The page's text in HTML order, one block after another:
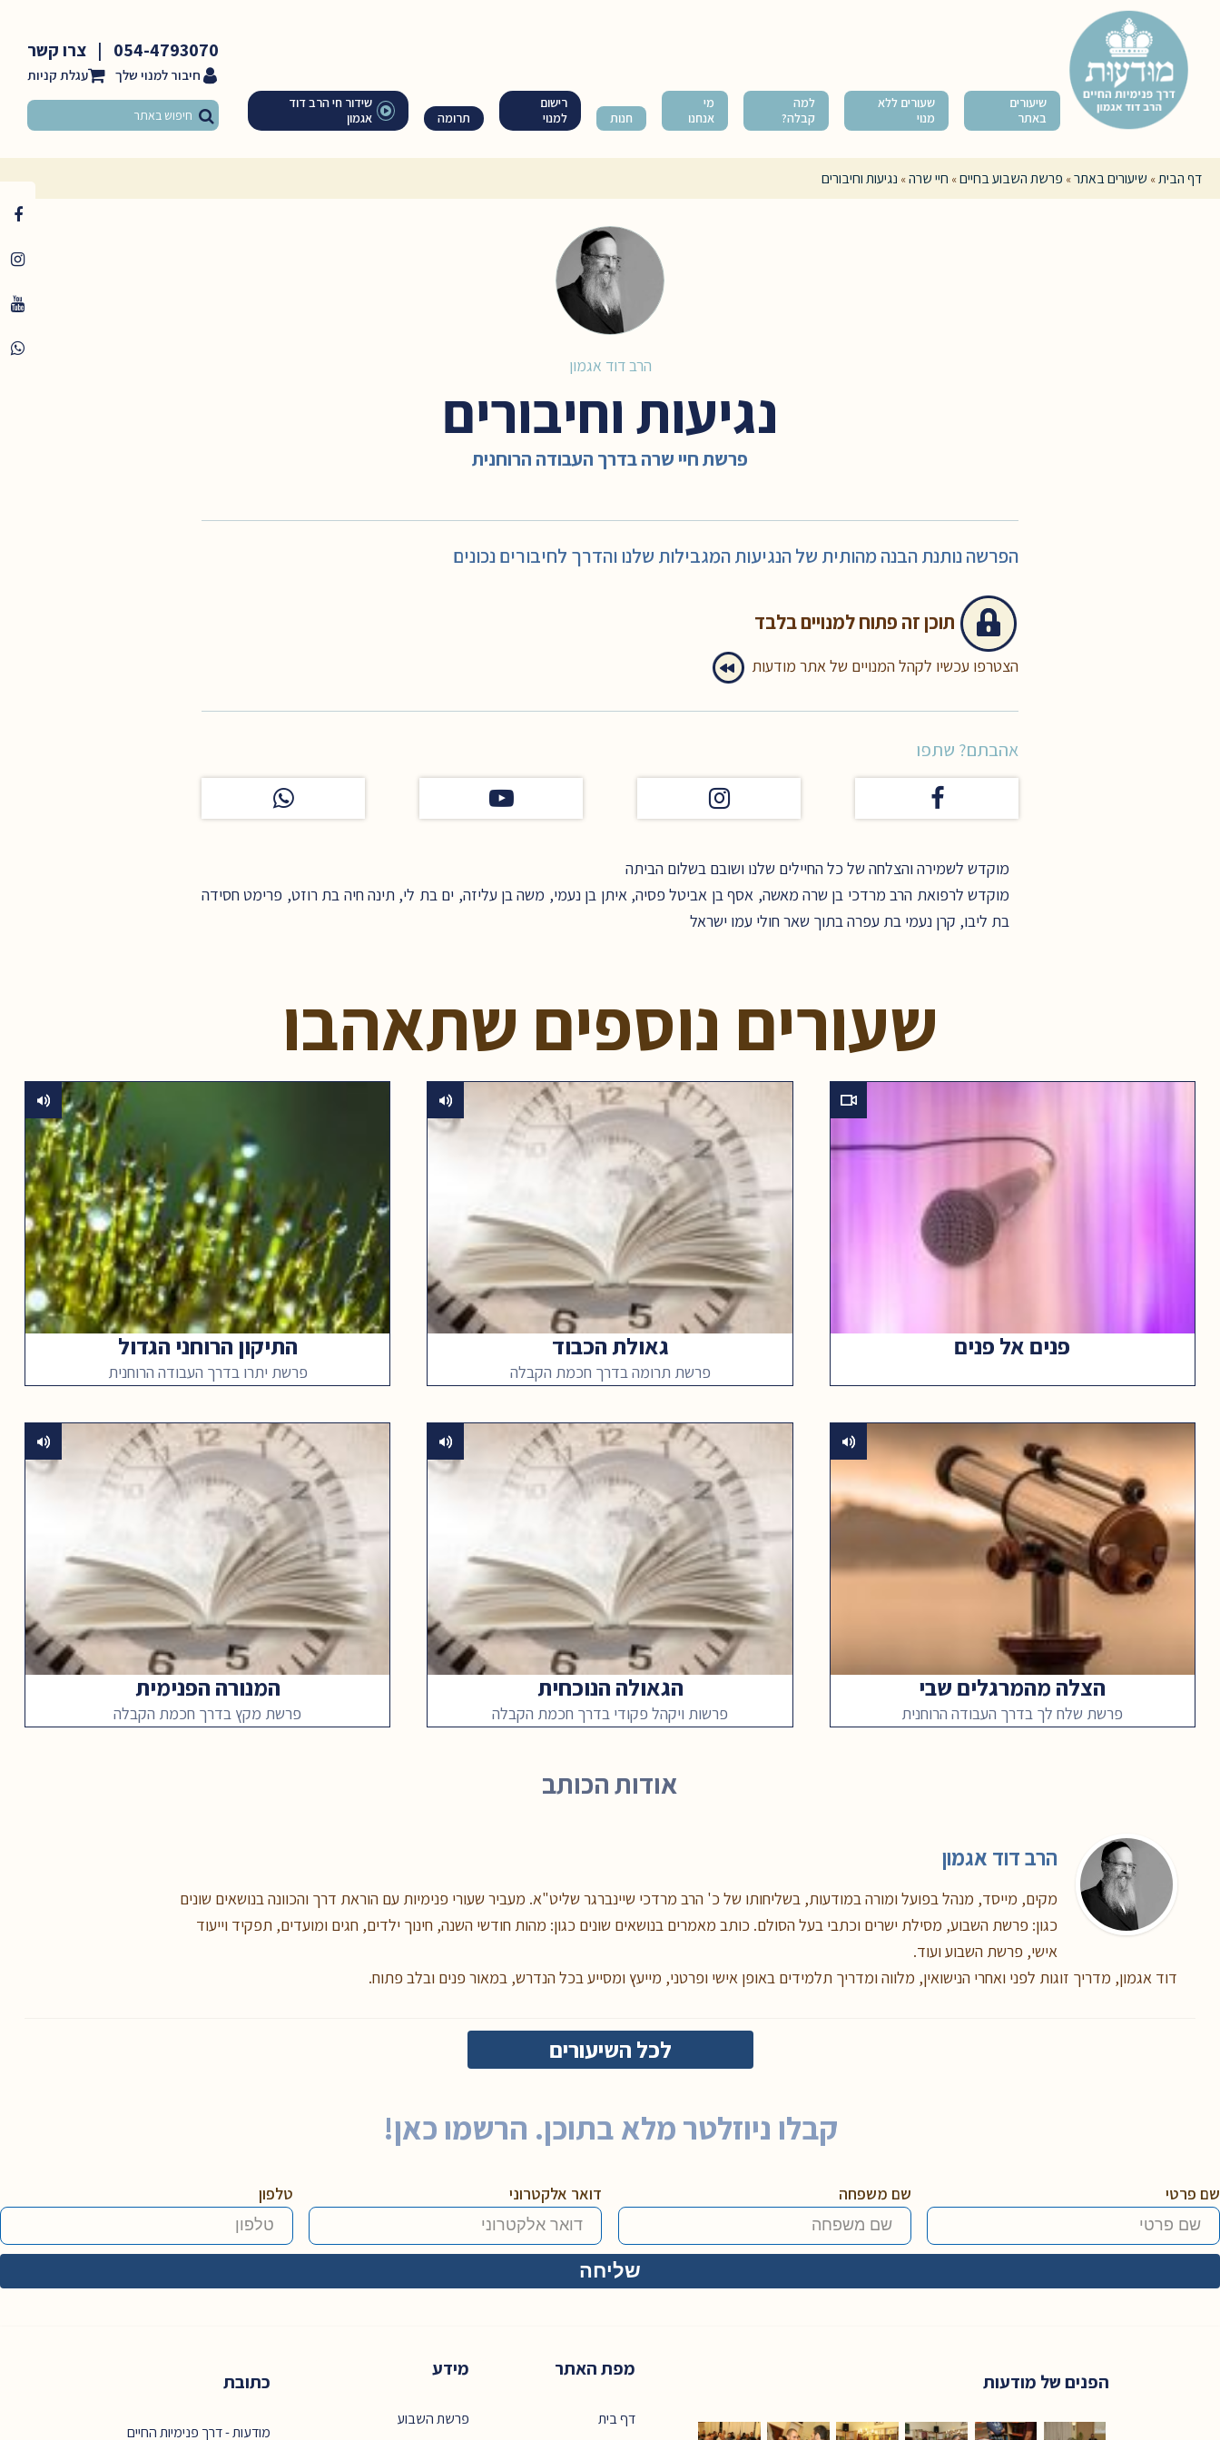
שיעורים
באתר
שעורים ללא
מנוי
למה
קבלה?
מי
אנחנו
חנות
רישום
למנוי
תרומה
שידור חי הרב דוד
אגמון
054-4793070
| צרו קשר
חיבור למנוי שלך
דף הבית» שיעורים באתר» פרשת השבוע בחיים» חיי שרה» נגיעות וחיבורים
הרב דוד אגמון
נגיעות וחיבורים
פרשת חיי שרה בדרך העבודה הרוחנית
הפרשה נותנת הבנה מהותית של הנגיעות המגבילות שלנו והדרך לחיבורים נכונים
תוכן זה פתוח למנויים בלבד
הצטרפו עכשיו לקהל המנויים של אתר מודעות
אהבתם? שתפו
מוקדש לשמירה והצלחה של כל החיילים שלנו ושובם בשלום הביתה
מוקדש לרפואת הרב מרדכי בן שרה מאשה, אסף בן אביטל פסיה, איתן בן נעמי, משה בן עליזה, ים בת לי, תינה חיה בת רוזט, פרימט חסידה
בת ליבו, קרן נעמי בת עפרה בתוך שאר חולי עמו ישראל
שעורים נוספים שתאהבו
פנים אל פנים גאולת הכבוד
פרשת תרומה בדרך חכמת הקבלה
התיקון הרוחני הגדול
פרשת יתרו בדרך העבודה הרוחנית
הצלה מהמרגלים שבי
פרשת שלח לך בדרך העבודה הרוחנית
הגאולה הנוכחית
פרשות ויקהל פקודי בדרך חכמת הקבלה
המנורה הפנימית
פרשת מקץ בדרך חכמת הקבלה
אודות הכותב
הרב דוד אגמון
מקים, מייסד, מנהל בפועל ומורה במודעות, בשליחותו של כ' הרב מרדכי שיינברגר שליט"א. מעביר שעורי פנימיות עם הוראת דרך והכוונה בנושאים שונים
כגון: פרשת השבוע, מסילת ישרים וכתבי בעל הסולם. כותב מאמרים בנושאים שונים כגון: מהות חודשי השנה, חינוך ילדים, חגים ומועדים, תפקיד וייעוד
אישי, פרשת השבוע ועוד.
דוד אגמון, מדריך זוגות לפני ואחרי הנישואין, מלווה ומדריך תלמידים באופן אישי ופרטני, מייעץ ומסייע בכל הנדרש, במאור פנים ובלב פתוח.
לכל השיעורים
קבלו ניוזלטר מלא בתוכן. הרשמו כאן!
שם פרטי שם משפחה דואר אלקטרוני טלפון
כתובת
מודעות - דרך פנימיות החיים
מפת האתר
דף בית
מידע
פרשת השבוע
הפנים של מודעות